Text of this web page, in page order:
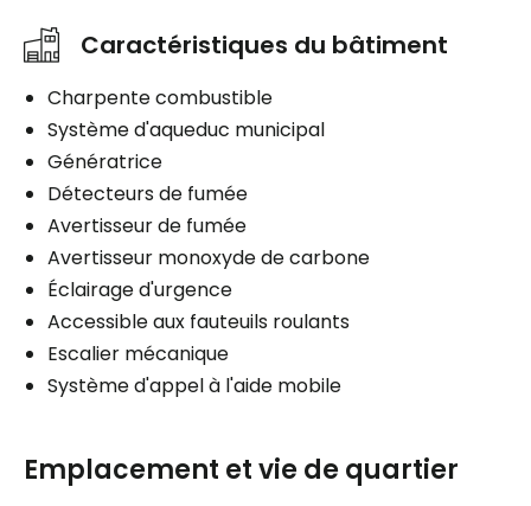
Caractéristiques du bâtiment
Charpente combustible
Système d'aqueduc municipal
Génératrice
Détecteurs de fumée
Avertisseur de fumée
Avertisseur monoxyde de carbone
Éclairage d'urgence
Accessible aux fauteuils roulants
Escalier mécanique
Système d'appel à l'aide mobile
Emplacement et vie de quartier